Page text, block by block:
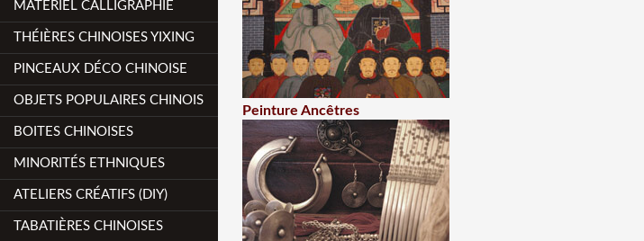
MATÉRIEL CALLIGRAPHIE
THÉIÈRES CHINOISES YIXING
PINCEAUX DÉCO CHINOISE
OBJETS POPULAIRES CHINOIS
BOITES CHINOISES
MINORITÉS ETHNIQUES
ATELIERS CRÉATIFS (DIY)
TABATIÈRES CHINOISES
Peinture Ancêtres